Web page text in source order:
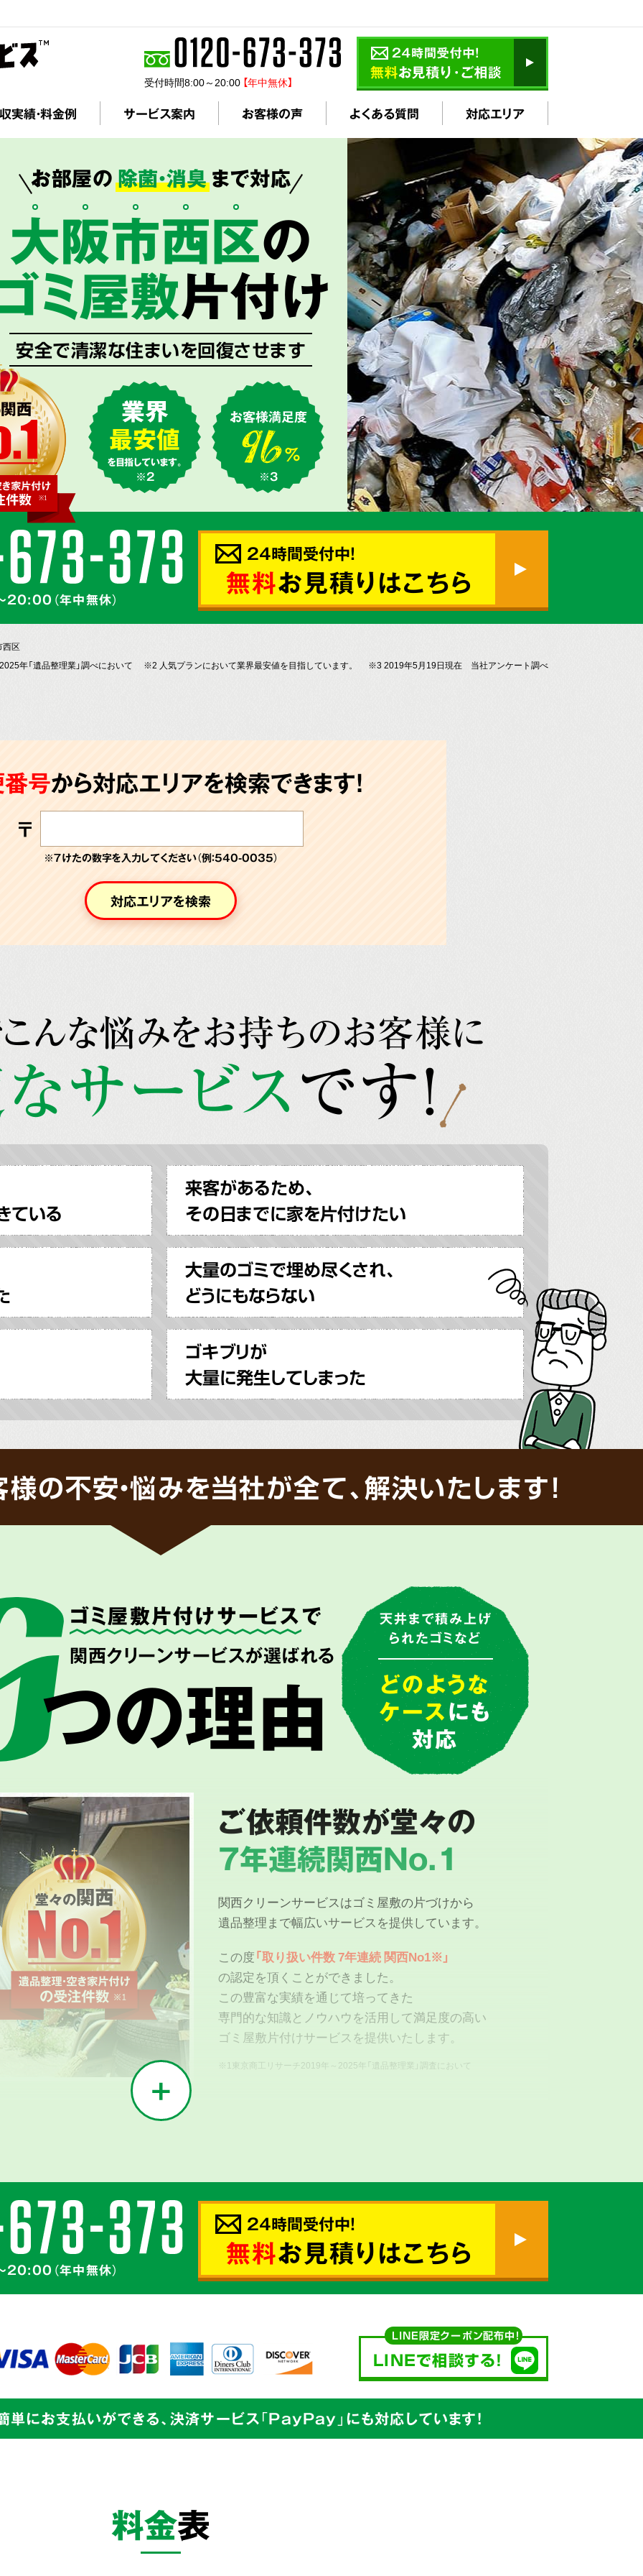
受付時間8:00～20:00 【年中無休】
実績・料金例 サービス案内 お客様の声 よくある質問 対応エリア
お部屋の除菌・消臭まで対応
大阪市西区の
ミ屋敷片付け
安全で清潔な住まいを回復させます
業界
最安値
を目指しています。
※2
お客様満足度
※3
（年中無休）
24時間受付中!
無料お見積りはこちら
西区
年「遺品整理業」調べにおいて
※2 人気プランにおいて業界最安値を目指しています。 ※3 2019年5月19日現在 当社アンケート調べ
号から対応エリアを検索できます!
〒
※７けたの数字を入力してください（例：540-0035）
対応エリアを検索
んな悩みをお持ちのお客様に
サービスです!
ている
来客があるため、
その日までに家を片付けたい
大量のゴミで埋め尽くされ、
どうにもならない
ゴキブリが
大量に発生してしまった
の不安・悩みを当社が全て、解決いたします!
ゴミ屋敷片付けサービスで
関西クリーンサービスが選ばれる
つの理由
天井まで積み上げ
られたゴミなど
どのような
ケースにも
対応
ご依頼件数が堂々の
7年連続関西No.1
関西クリーンサービスはゴミ屋敷の片づけから
遺品整理まで幅広いサービスを提供しています。
この度「取り扱い件数 7年連続 関西No1※」
の認定を頂くことができました。
この豊富な実績を通じて培ってきた
専門的な知識とノウハウを活用して満足度の高い
ゴミ屋敷片付けサービスを提供いたします。
※1東京商工リサーチ2019年～2025年「遺品整理業」調査において
真心を
込めて対応
に
ミの片づけ
丁寧な
て頂きます。
余計な
業界最安値を
（年中無休）
24時間受付中!
無料お見積りはこちら
LINE限定クーポン配布中！
LINEで相談する!
単にお支払いができる、決済サービス「PayPay」にも対応しています!
料金表